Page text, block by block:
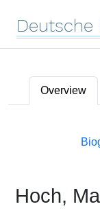
Deutsche
Overview
Hoch,